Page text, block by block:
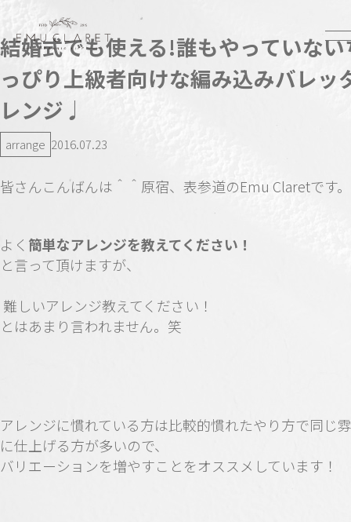
結婚式でも使える!誰もやっていな
っぴり上級者向けな編み込みバレッ
レンジ♩
arrange 2016.07.23
皆さんこんばんは＾＾原宿、表参道のEmu Claretです。
よく 簡単なアレンジを教えてください！
と言って頂けますが、
難しいアレンジ教えてください！
とはあまり言われません。笑
アレンジに慣れている方は比較的慣れたやり方で同じ
に仕上げる方が多いので、
バリエーションを増やすことをオススメしています！